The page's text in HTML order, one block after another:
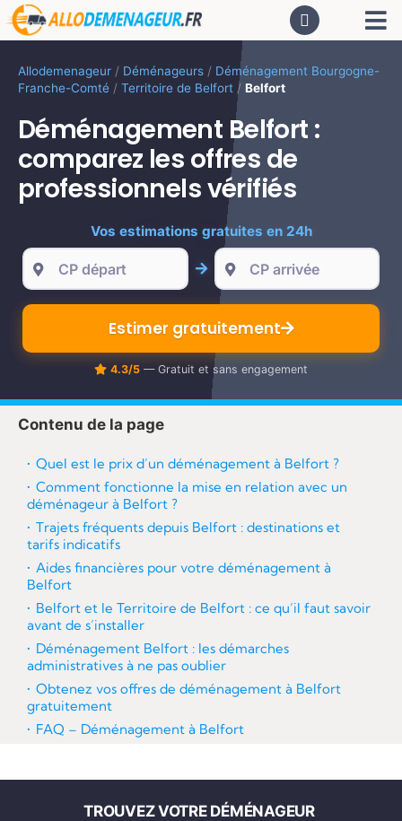
Passer
au
Allodemenageur / Déménageurs / Déménagement Bourgogne-
Franche-Comté / Territoire de Belfort / Belfort
Déménagement Belfort :
comparez les offres de
professionnels vérifiés
Vos estimations gratuites en 24h
Estimer gratuitement
4.3/5 — Gratuit et sans engagement
Contenu de la page
Quel est le prix d’un déménagement à Belfort ?
Comment fonctionne la mise en relation avec un
déménageur à Belfort ?
Trajets fréquents depuis Belfort : destinations et
tarifs indicatifs
Aides financières pour votre déménagement à
Belfort
Belfort et le Territoire de Belfort : ce qu’il faut savoir
avant de s’installer
Déménagement Belfort : les démarches
administratives à ne pas oublier
Obtenez vos offres de déménagement à Belfort
gratuitement
FAQ – Déménagement à Belfort
TROUVEZ VOTRE DÉMÉNAGEUR